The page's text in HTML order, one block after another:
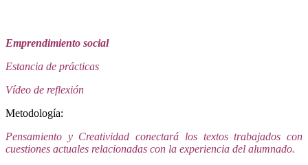
Emprendimiento social
Estancia de prácticas
Vídeo de reflexión
Metodología:
Pensamiento y Creatividad conectará los textos trabajados con
cuestiones actuales relacionadas con la experiencia del alumnado.